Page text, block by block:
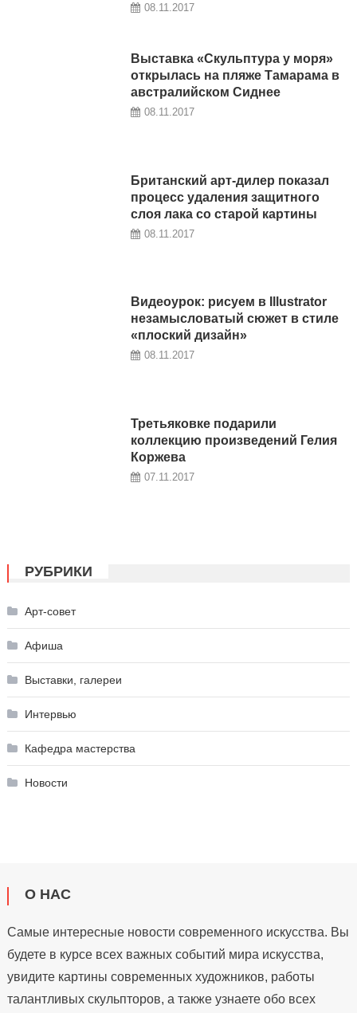
08.11.2017
Выставка «Скульптура у моря»
открылась на пляже Тамарама в
австралийском Сиднее
08.11.2017
Британский арт-дилер показал
процесс удаления защитного
слоя лака со старой картины
08.11.2017
Видеоурок: рисуем в Illustrator
незамысловатый сюжет в стиле
«плоский дизайн»
08.11.2017
Третьяковке подарили
коллекцию произведений Гелия
Коржева
07.11.2017
РУБРИКИ
Арт-совет
Афиша
Выставки, галереи
Интервью
Кафедра мастерства
Новости
О НАС
Самые интересные новости современного искусства. Вы
будете в курсе всех важных событий мира искусства,
увидите картины современных художников, работы
талантливых скульпторов, а также узнаете обо всех